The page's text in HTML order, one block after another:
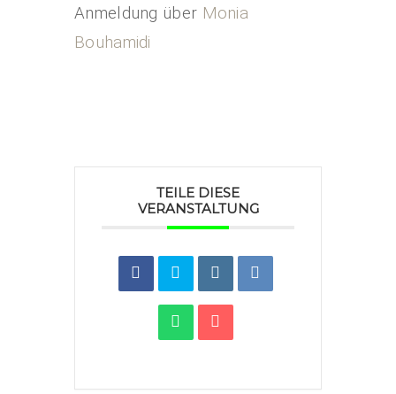
Anmeldung über Monia
Bouhamidi
TEILE DIESE
VERANSTALTUNG